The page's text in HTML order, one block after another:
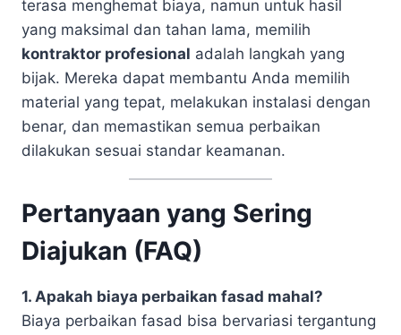
terasa menghemat biaya, namun untuk hasil
yang maksimal dan tahan lama, memilih
kontraktor profesional adalah langkah yang
bijak. Mereka dapat membantu Anda memilih
material yang tepat, melakukan instalasi dengan
benar, dan memastikan semua perbaikan
dilakukan sesuai standar keamanan.
Pertanyaan yang Sering
Diajukan (FAQ)
1. Apakah biaya perbaikan fasad mahal?
Biaya perbaikan fasad bisa bervariasi tergantung